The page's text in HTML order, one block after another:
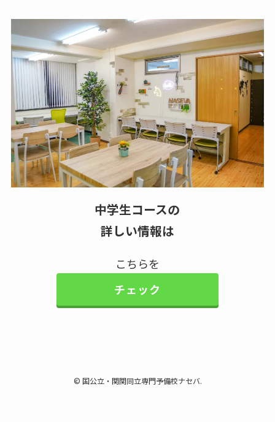
中学生コースの
詳しい情報は
こちらを
チェック
© 国公立・関関同立専門予備校ナセバ.